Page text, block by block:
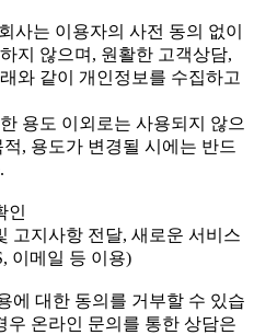
회사는 이용자의 사전 동의 없이
지 않으며, 원활한 고객상담,
와 같이 개인정보를 수집하고
용도 이외로는 사용되지 않으
, 용도가 변경될 시에는 반드
인
고지사항 전달, 새로운 서비스
이메일 등 이용)
에 대한 동의를 거부할 수 있습
우 온라인 문의를 통한 상담은